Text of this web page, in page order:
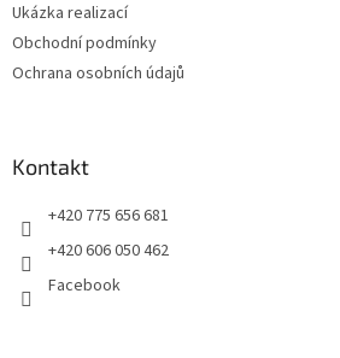
Ukázka realizací
Obchodní podmínky
Ochrana osobních údajů
Kontakt
+420 775 656 681
+420 606 050 462
Facebook